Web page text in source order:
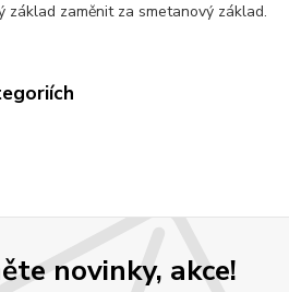
základ zaměnit za smetanový základ.
novinky, akce!